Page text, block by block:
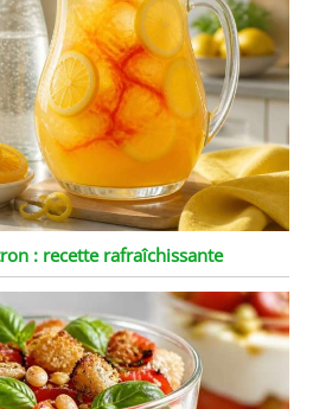
: recette rafraîchissante